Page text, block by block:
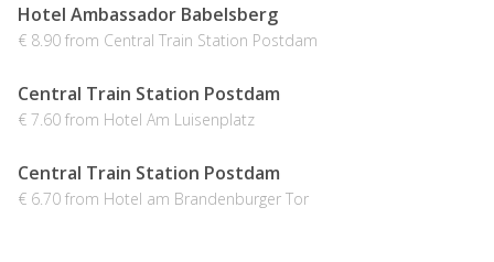
Hotel Ambassador Babelsberg
€ 8.90 from Central Train Station Postdam
Central Train Station Postdam
€ 7.60 from Hotel Am Luisenplatz
Central Train Station Postdam
€ 6.70 from Hotel am Brandenburger Tor